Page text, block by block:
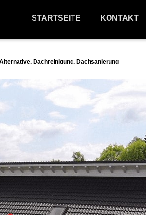
STARTSEITE KONTAKT
Dachreinigung, Dachsanierung